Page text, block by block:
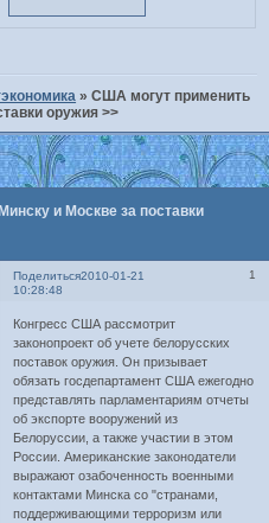
»США могут применить
оружия >>
и Москве за поставки
Поделиться 1
2010-01-21
10:28:48
Конгресс США рассмотрит
законопроект об учете белорусских
поставок оружия. Он призывает
обязать госдепартамент США ежегодно
представлять парламентариям отчеты
об экспорте вооружений из
Белоруссии, а также участии в этом
России. Американские законодатели
выражают озабоченность военными
контактами Минска со "странами,
поддерживающими терроризм или